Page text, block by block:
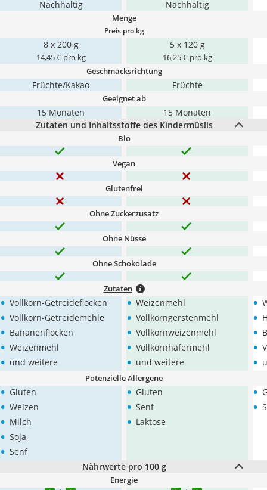
Nachhaltig Nachhaltig
Menge
Preis pro kg
8 x 200 g
14,45 € pro kg
5 x 120 g
16,25 € pro kg
Geschmacksrichtung
Früchte/Kakao Früchte
Geeignet ab
15 Monaten
15 Monaten
Zutaten und Inhaltsstoffe des Kindermüslis
Bio
Vegan
Glutenfrei
Ohne Zuckerzusatz
Ohne Nüsse
Ohne Schokolade
Zutaten
• Vollkorn-Getreideflocken
• Vollkorn-Getreidemehle
• Bananenflocken
• Weizenmehl
• und weitere
• Weizenmehl
• Vollkorngerstenmehl
• Vollkornweizenmehl
• Vollkornhafermehl
• und weitere
•
•
•
•
•
Potenzielle Allergene
• Gluten
• Weizen
• Milch
• Soja
• Senf
• Gluten
• Senf
• Laktose
•
•
Nährwerte pro 100 g
Energie